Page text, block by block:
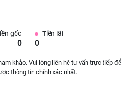
gốc
0
Tiền lãi
0
khảo. Vui lòng liên hệ tư vấn trực tiếp để
thông tin chính xác nhất.